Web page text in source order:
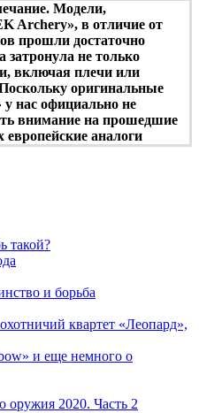
Модели,
Archery», в отличие от
прошли достаточно
затронула не только
включая плечи или
оригинальные
у нас официально не
внимание на прошедшие
аналоги
такой?
и борьба
квартет «Леопард»,
и еще немного о
оружия 2020. Часть 2